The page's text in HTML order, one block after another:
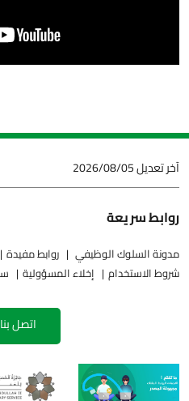
آخر تعديل2026/08/05
روابط سريعة
مدونة السلوك الوظيفي روابط مفيدة
شروط الاستخدام
إخلاء المسؤولية
اتصل بنا